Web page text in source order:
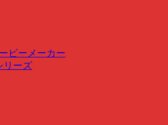
ビーメーカー
リーズ